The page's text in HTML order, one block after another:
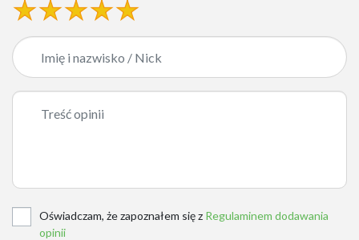
Oświadczam, że zapoznałem się z Regulaminem dodawania
opinii